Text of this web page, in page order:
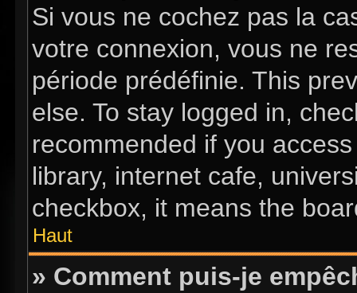
Si vous ne cochez pas la
votre connexion, vous ne
période prédéfinie. This
else. To stay logged in,
recommended if you
library, internet cafe,
checkbox, it means the
Haut
» Comment puis-je